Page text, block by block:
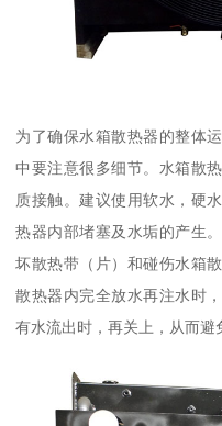
为了确保水箱散热器的整体
中要注意很多细节。水箱散
质接触。建议使用软水，硬
热器内部堵塞及水垢的产生
坏散热带（片）和碰伤水箱
散热器内完全放水再注水时
有水流出时，再关上，从而避